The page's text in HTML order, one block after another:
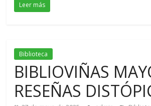
Leer más
Biblioteca
BIBLIOVIÑAS
RESEÑAS